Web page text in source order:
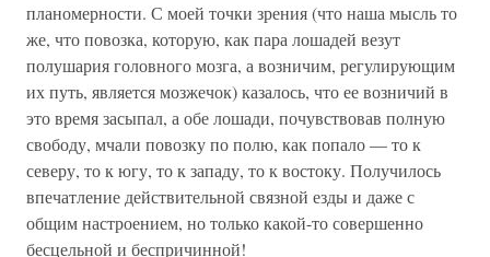
планомерности. С моей точки зрения (что наша мысль то
же, что повозка, которую, как пара лошадей везут
полушария головного мозга, а возничим, регулирующим
их путь, является мозжечок) казалось, что ее возничий в
это время засыпал, а обе лошади, почувствовав полную
свободу, мчали повозку по полю, как попало — то к
северу, то к югу, то к западу, то к востоку. Получилось
впечатление действительной связной езды и даже с
общим настроением, но только какой-то совершенно
бесцельной и беспричинной!